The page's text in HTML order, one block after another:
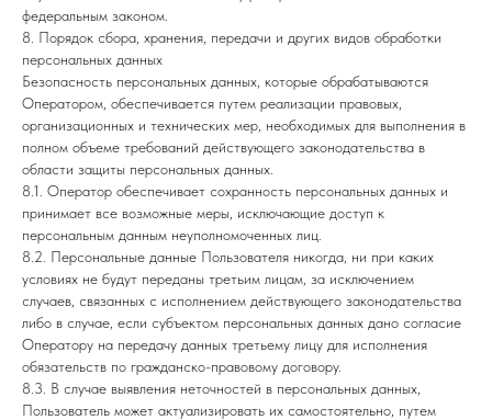
федеральным законом.
8. Порядок сбора, хранения, передачи и других видов обработки
персональных данных
Безопасность персональных данных, которые обрабатываются
Оператором, обеспечивается путем реализации правовых,
организационных и технических мер, необходимых для выполнения в
полном объеме требований действующего законодательства в
области защиты персональных данных.
8.1. Оператор обеспечивает сохранность персональных данных и
принимает все возможные меры, исключающие доступ к
персональным данным неуполномоченных лиц.
8.2. Персональные данные Пользователя никогда, ни при каких
условиях не будут переданы третьим лицам, за исключением
случаев, связанных с исполнением действующего законодательства
либо в случае, если субъектом персональных данных дано согласие
Оператору на передачу данных третьему лицу для исполнения
обязательств по гражданско-правовому договору.
8.3. В случае выявления неточностей в персональных данных,
Пользователь может актуализировать их самостоятельно, путем